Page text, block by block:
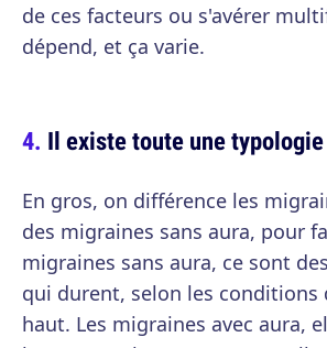
de ces facteurs ou s'avérer
dépend, et ça varie.
Il existe toute une
En gros, on différence les
des migraines sans aura, pour
migraines sans aura, ce sont
qui durent, selon les conditions
haut. Les migraines avec aura,